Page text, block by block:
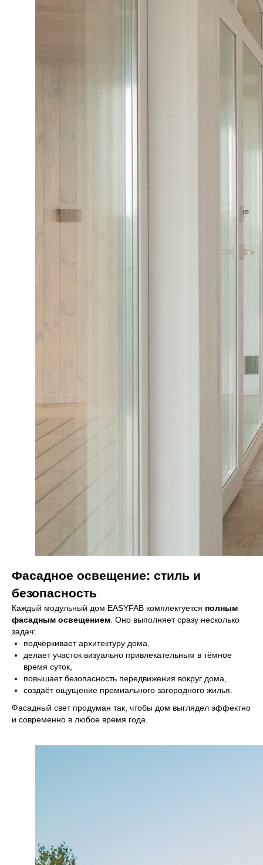
Фасадное освещение: стиль и
безопасность
Каждый модульный дом EASYFAB комплектуется полным
фасадным освещением . Оно выполняет сразу несколько
задач:
подчёркивает архитектуру дома,
делает участок визуально привлекательным в тёмное
время суток,
повышает безопасность передвижения вокруг дома,
создаёт ощущение премиального загородного жилья.
Фасадный свет продуман так, чтобы дом выглядел эффектно
и современно в любое время года.